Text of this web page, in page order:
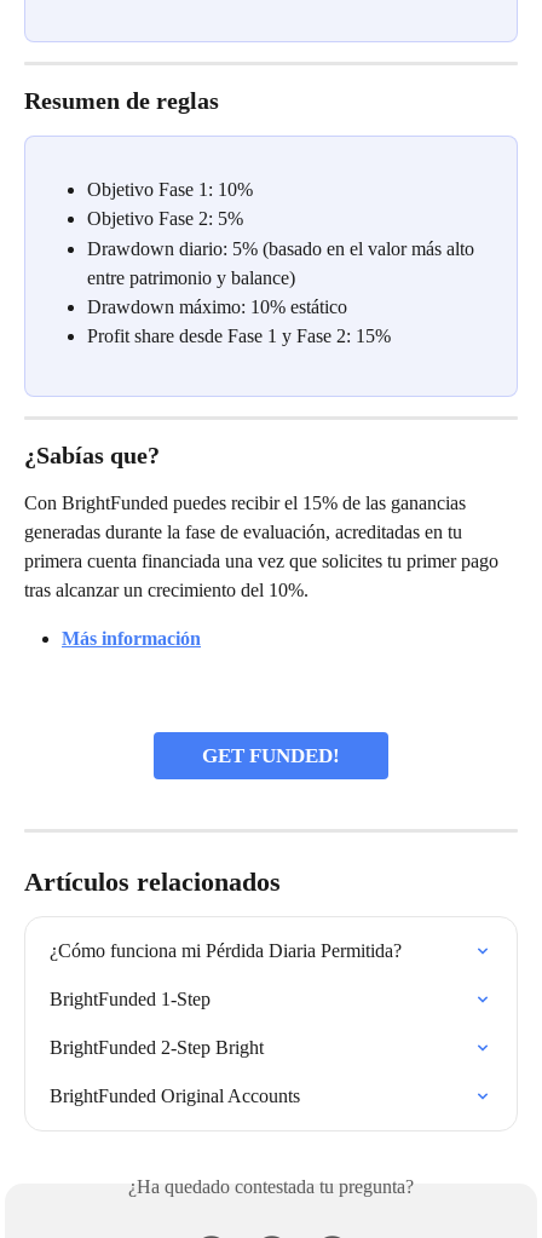
Resumen de reglas
Objetivo Fase 1: 10%
Objetivo Fase 2: 5%
Drawdown diario: 5% (basado en el valor más alto
entre patrimonio y balance)
Drawdown máximo: 10% estático
Profit share desde Fase 1 y Fase 2: 15%
¿Sabías que?
Con BrightFunded puedes recibir el 15% de las ganancias
generadas durante la fase de evaluación, acreditadas en tu
primera cuenta financiada una vez que solicites tu primer pago
tras alcanzar un crecimiento del 10%.
Más información
GET FUNDED!
Artículos relacionados
¿Cómo funciona mi Pérdida Diaria Permitida?
BrightFunded 1-Step
BrightFunded 2-Step Bright
BrightFunded Original Accounts
¿Ha quedado contestada tu pregunta?